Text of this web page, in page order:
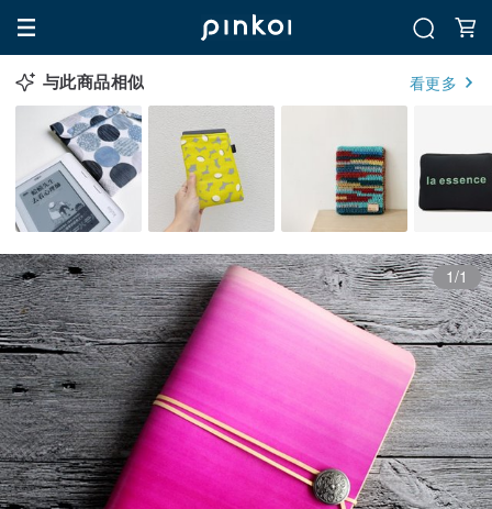
与此商品相似 看更多
1/1